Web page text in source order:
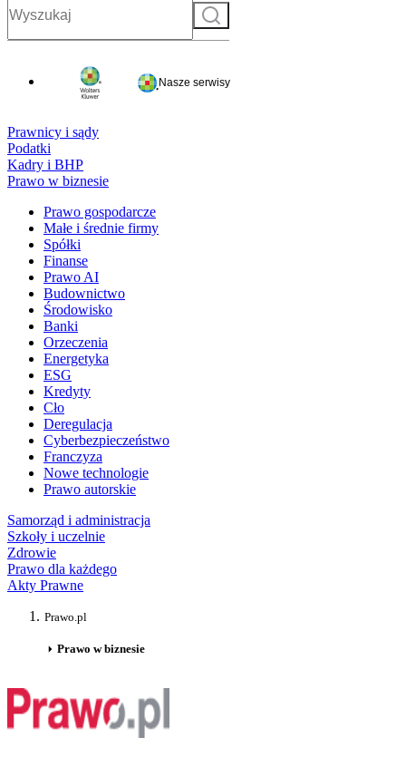
Szukaj
Nasze serwisy
Prawnicy i sądy
Podatki
Kadry i BHP
Prawo w biznesie
Prawo gospodarcze
Małe i średnie firmy
Spółki
Finanse
Prawo AI
Budownictwo
Środowisko
Banki
Orzeczenia
Energetyka
ESG
Kredyty
Cło
Deregulacja
Cyberbezpieczeństwo
Franczyza
Nowe technologie
Prawo autorskie
Samorząd i administracja
Szkoły i uczelnie
Zdrowie
Prawo dla każdego
Akty Prawne
Prawo.pl
Prawo w biznesie